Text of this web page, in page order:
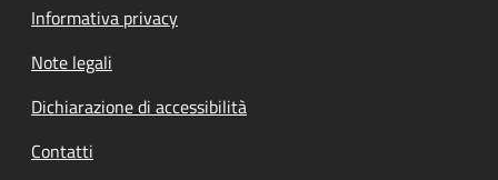
Informativa privacy
Note legali
Dichiarazione di accessibilità
Contatti